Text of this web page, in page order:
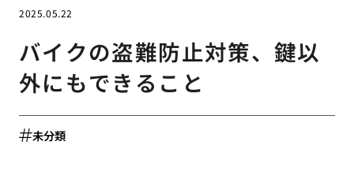
2025.05.22
バイクの盗難防止対策、鍵以
外にもできること
未分類